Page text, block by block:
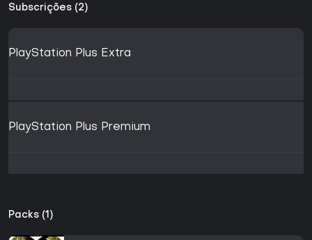
Subscrições (2)
PlayStation Plus Extra
PlayStation Plus Premium
Packs (1)